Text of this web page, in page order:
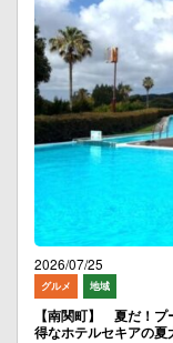
2026/07/25
グルメ 地域
【南関町】 夏だ！プ
得なホテルセキアの夏